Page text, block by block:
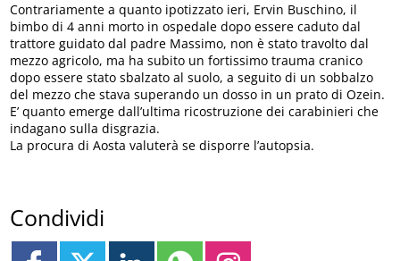
Contrariamente a quanto ipotizzato ieri, Ervin Buschino, il
bimbo di 4 anni morto in ospedale dopo essere caduto dal
trattore guidato dal padre Massimo, non è stato travolto dal
mezzo agricolo, ma ha subito un fortissimo trauma cranico
dopo essere stato sbalzato al suolo, a seguito di un sobbalzo
del mezzo che stava superando un dosso in un prato di Ozein.
E’ quanto emerge dall’ultima ricostruzione dei carabinieri che
indagano sulla disgrazia.
La procura di Aosta valuterà se disporre l’autopsia.
Condividi